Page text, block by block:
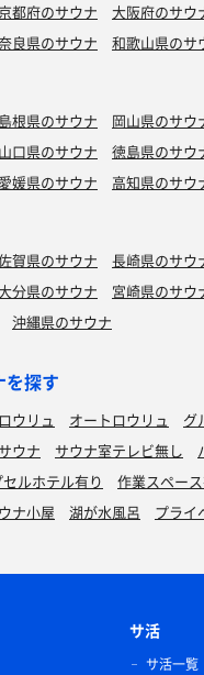
京都府のサウナ
大阪府のサウ
良県のサウナ 和歌山県のサ
島根県のサウナ
岡山県のサウ
山口県のサウナ
徳島県のサウ
愛媛県のサウナ 高知県のサウ
賀県のサウナ
長崎県のサウ
分県のサウナ
宮崎県のサウ
沖縄県のサウナ
を探す
ウリュ オートロウリュ
グ
ウナ サウナ室テレビ無し
ルホテル有り
作業スペー
ナ小屋 湖が水風呂 プライ
サ活
サ活一覧